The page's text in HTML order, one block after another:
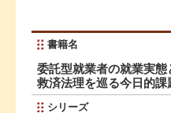
書籍名
委託型就業者の就業実
救済法理を巡る今日的
シリーズ